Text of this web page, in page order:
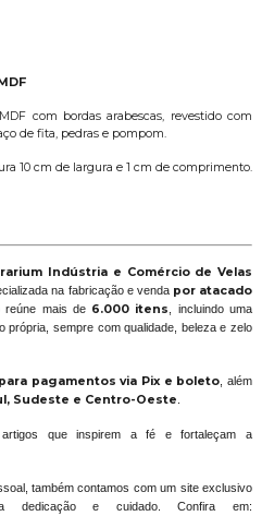
com bordas arabescas, revestido com
de fita, pedras e pompom.
10 cm de largura e 1 cm de comprimento.
Indústria e Comércio de Velas
na fabricação e venda por atacado
reúne mais de 6.000 itens
, incluindo uma
própria, sempre com qualidade, beleza e zelo
pagamentos via Pix e boleto , além
Sudeste e Centro-Oeste
artigos que inspirem a fé e fortaleçam a
também contamos com um site exclusivo
e cuidado. Confira em: